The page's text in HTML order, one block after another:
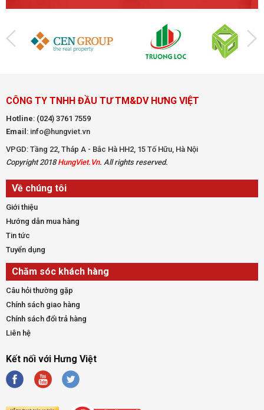
CÔNG TY TNHH ĐẦU TƯ TM&DV HƯNG VIỆT
Hotline: (024) 3761 7559
Email : info@hungviet.vn
VPGD: Tầng 22, Tháp A - Bắc Hà HH2, 15 Tố Hữu, Hà Nội
Copyright 2018HungViet.Vn. All rights reserved.
Về chúng tôi
Giới thiệu
Hướng dẫn mua hàng
Tin tức
Tuyển dụng
Chăm sóc khách hàng
Câu hỏi thường gặp
Chính sách giao hàng
Chính sách đổi trả hàng
Liên hệ
Kết nối với Hưng Việt